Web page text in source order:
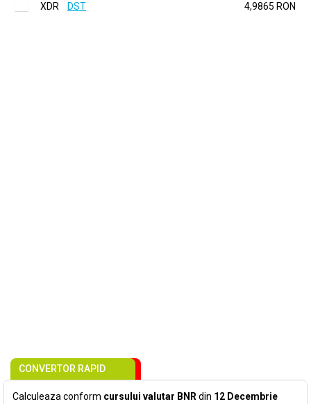
XDR
DST 4,9865 RON
CONVERTOR RAPID
Calculeaza conform cursului valutar BNR din 12 Decembrie